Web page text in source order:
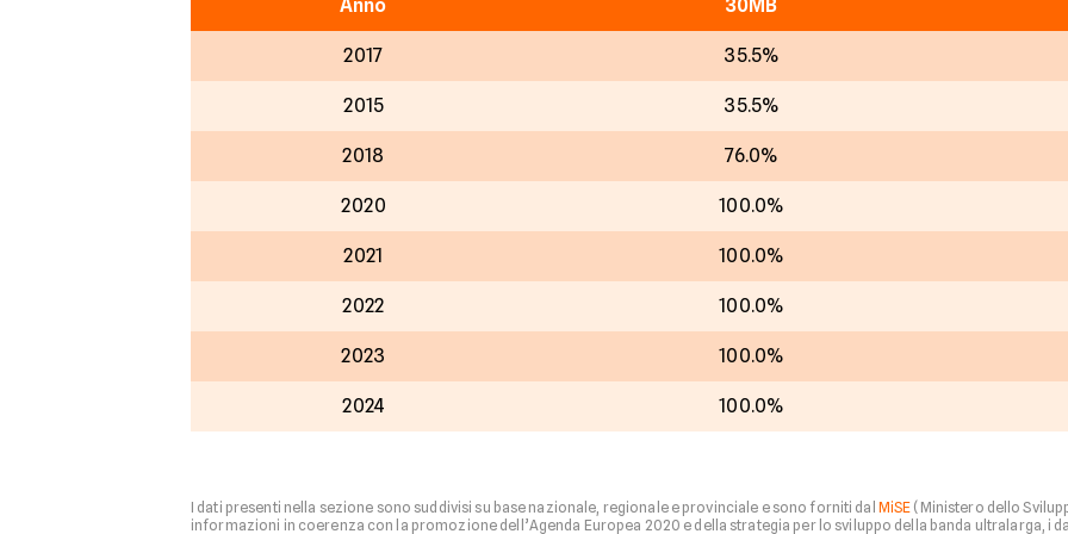
Anno 30MB
2017 35.5%
2015 35.5%
2018 76.0%
2020 100.0%
2021 100.0%
2022 100.0%
2023 100.0%
2024 100.0%
I dati presenti nella sezione sono suddivisi su base nazionale, regionale e provinciale e sono forniti dal MiSE (Ministero dello
informazioni in coerenza con la promozione dell’Agenda Europea 2020 e della strategia per lo sviluppo della banda ultralarga, i